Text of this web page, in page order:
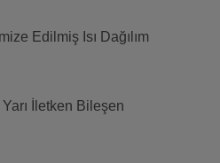
Edilmiş Isı Dağılım
İletken Bileşen